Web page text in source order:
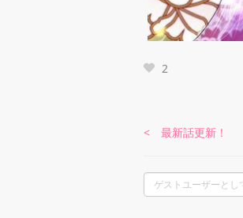
2
< 最新話更新！